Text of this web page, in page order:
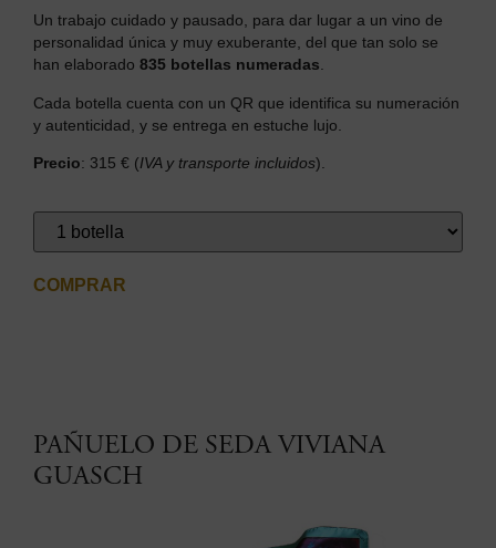
Un trabajo cuidado y pausado, para dar lugar a un vino de
personalidad única y muy exuberante, del que tan solo se
han elaborado 835 botellas numeradas.
Cada botella cuenta con un QR que identifica su numeración
y autenticidad, y se entrega en estuche lujo.
Precio: 315 € (IVA y transporte incluidos).
COMPRAR
PAÑUELO DE SEDA VIVIANA
GUASCH